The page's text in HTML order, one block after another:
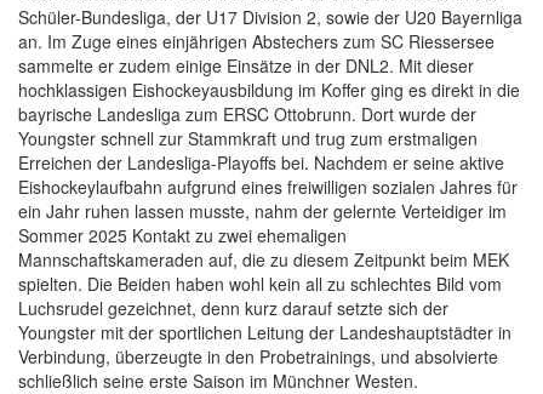
Schüler-Bundesliga, der U17 Division 2, sowie der U20 Bayernliga
an. Im Zuge eines einjährigen Abstechers zum SC Riessersee
sammelte er zudem einige Einsätze in der DNL2. Mit dieser
hochklassigen Eishockeyausbildung im Koffer ging es direkt in die
bayrische Landesliga zum ERSC Ottobrunn. Dort wurde der
Youngster schnell zur Stammkraft und trug zum erstmaligen
Erreichen der Landesliga-Playoffs bei. Nachdem er seine aktive
Eishockeylaufbahn aufgrund eines freiwilligen sozialen Jahres für
ein Jahr ruhen lassen musste, nahm der gelernte Verteidiger im
Sommer 2025 Kontakt zu zwei ehemaligen
Mannschaftskameraden auf, die zu diesem Zeitpunkt beim MEK
spielten. Die Beiden haben wohl kein all zu schlechtes Bild vom
Luchsrudel gezeichnet, denn kurz darauf setzte sich der
Youngster mit der sportlichen Leitung der Landeshauptstädter in
Verbindung, überzeugte in den Probetrainings, und absolvierte
schließlich seine erste Saison im Münchner Westen.